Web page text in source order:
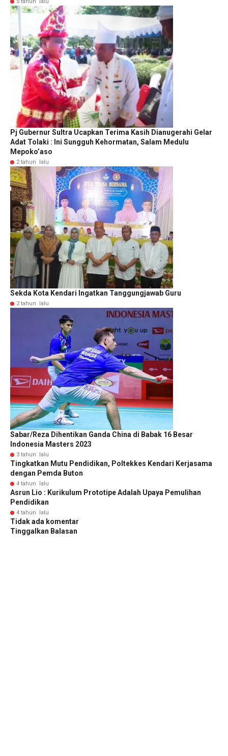
5 tahun lalu
Pj Gubernur Sultra Ucapkan Terima Kasih Dianugerahi Gelar
Adat Tolaki : Ini Sungguh Kehormatan, Salam Medulu
Mepoko’aso
2 tahun lalu
Sekda Kota Kendari Ingatkan Tanggungjawab Guru
2 tahun lalu
Sabar/Reza Dihentikan Ganda China di Babak 16 Besar
Indonesia Masters 2023
3 tahun lalu
Tingkatkan Mutu Pendidikan, Poltekkes Kendari Kerjasama
dengan Pemda Buton
4 tahun lalu
Asrun Lio : Kurikulum Prototipe Adalah Upaya Pemulihan
Pendidikan
4 tahun lalu
Tidak ada komentar
Tinggalkan Balasan